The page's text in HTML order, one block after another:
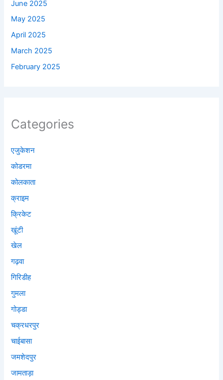
June 2025
May 2025
April 2025
March 2025
February 2025
Categories
एजुकेशन
कोडरमा
कोलकाता
क्राइम
क्रिकेट
खूंटी
खेल
गढ़वा
गिरिडीह
गुमला
गोड्डा
चक्रधरपुर
चाईबासा
जमशेदपुर
जामताड़ा